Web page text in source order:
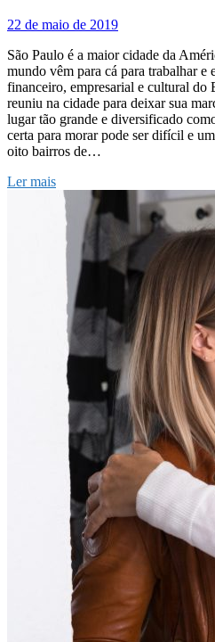
22 de maio de 2019
São Paulo é a maior cidade da
mundo vêm para cá para trabalhar e
financeiro, empresarial e cultural do
reuniu na cidade para deixar sua
lugar tão grande e diversificado
certa para morar pode ser difícil e
oito bairros de…
Ler mais